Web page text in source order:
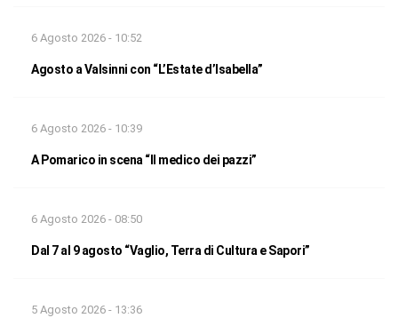
6 Agosto 2026 - 10:52
Agosto a Valsinni con “L’Estate d’Isabella”
6 Agosto 2026 - 10:39
A Pomarico in scena “Il medico dei pazzi”
6 Agosto 2026 - 08:50
Dal 7 al 9 agosto “Vaglio, Terra di Cultura e Sapori”
5 Agosto 2026 - 13:36